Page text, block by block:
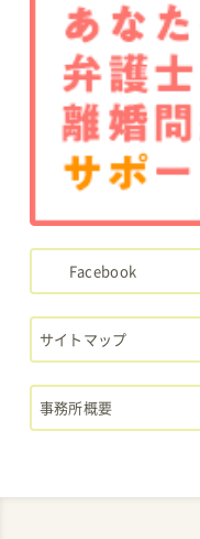
Facebook
サイトマップ
事務所概要